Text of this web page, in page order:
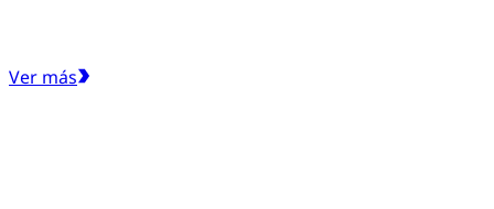
Ver más